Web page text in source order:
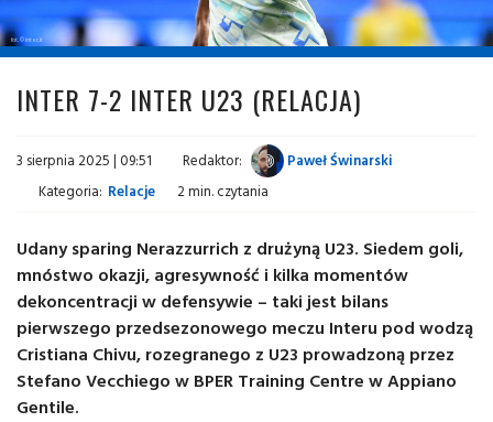
fot. © inter.it
INTER 7-2 INTER U23 (RELACJA)
3 sierpnia 2025 | 09:51 Redaktor:
Paweł Świnarski
Kategoria: Relacje 2 min. czytania
Udany sparing Nerazzurrich z drużyną U23. Siedem goli,
mnóstwo okazji, agresywność i kilka momentów
dekoncentracji w defensywie – taki jest bilans
pierwszego przedsezonowego meczu Interu pod wodzą
Cristiana Chivu, rozegranego z U23 prowadzoną przez
Stefano Vecchiego w BPER Training Centre w Appiano
Gentile.